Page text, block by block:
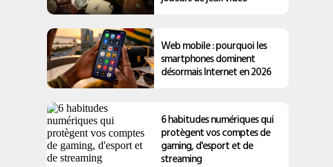
Web mobile : pourquoi les
smartphones dominent
désormais Internet en 2026
6 habitudes numériques qui
protègent vos comptes de
gaming, d'esport et de
streaming